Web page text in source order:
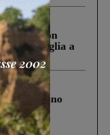
Castiglion
la figlia a
morirono
il
tir....